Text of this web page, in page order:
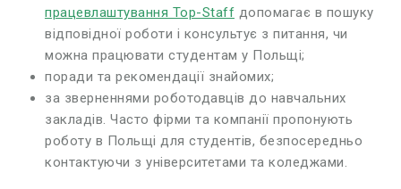
працевлаштування Top-Staff допомагає в пошуку
відповідної роботи і консультує з питання, чи
можна працювати студентам у Польщі;
поради та рекомендації знайомих;
за зверненнями роботодавців до навчальних
закладів. Часто фірми та компанії пропонують
роботу в Польщі для студентів, безпосередньо
контактуючи з університетами та коледжами.